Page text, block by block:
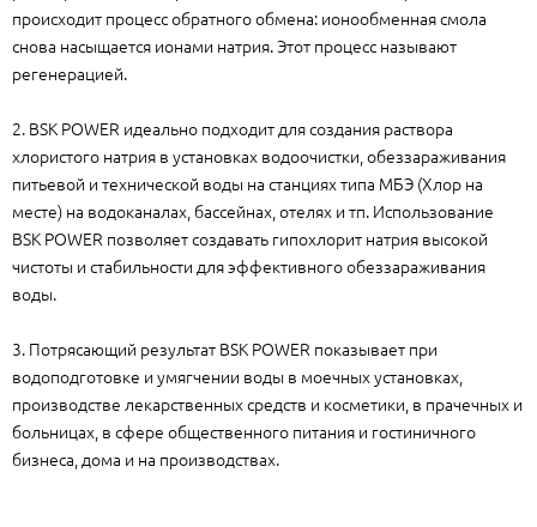
происходит процесс обратного обмена: ионообменная смола
снова насыщается ионами натрия. Этот процесс называют
регенерацией.
2. BSK POWER идеально подходит для создания раствора
хлористого натрия в установках водоочистки, обеззараживания
питьевой и технической воды на станциях типа МБЭ (Хлор на
месте) на водоканалах, бассейнах, отелях и тп. Использование
BSK POWER позволяет создавать гипохлорит натрия высокой
чистоты и стабильности для эффективного обеззараживания
воды.
3. Потрясающий результат BSK POWER показывает при
водоподготовке и умягчении воды в моечных установках,
производстве лекарственных средств и косметики, в прачечных и
больницах, в сфере общественного питания и гостиничного
бизнеса, дома и на производствах.